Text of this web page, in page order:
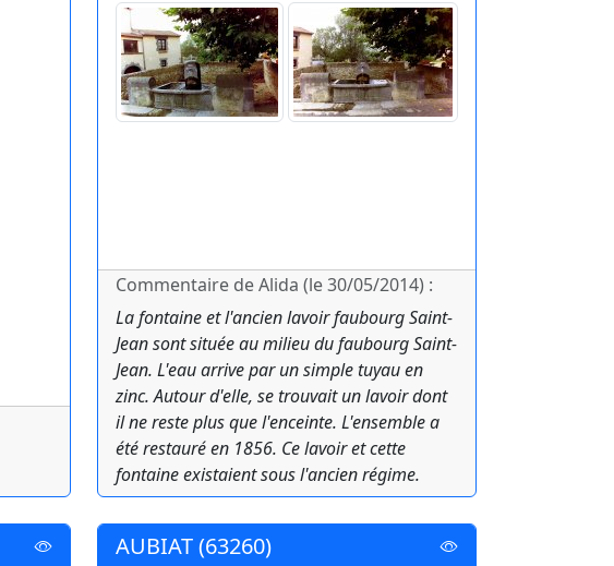
Commentaire de Alida (le 30/05/2014) :
La fontaine et l'ancien lavoir faubourg Saint-
Jean sont située au milieu du faubourg Saint-
Jean. L'eau arrive par un simple tuyau en
zinc. Autour d'elle, se trouvait un lavoir dont
il ne reste plus que l'enceinte. L'ensemble a
été restauré en 1856. Ce lavoir et cette
fontaine existaient sous l'ancien régime.
AUBIAT (63260)